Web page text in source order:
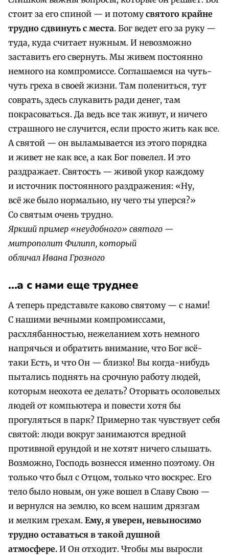
стоит за его спиной — и потомусвятого крайне
трудно сдвинуть с места. Бог ведет его за руку —
туда, куда считает нужным. И невозможно
заставить его свернуть. Мы живем постоянно
немного на компромиссе. Соглашаемся на чуть-
чуть греха в своей жизни. Там полениться, тут
соврать, здесь слукавить ради денег, там
покрасоваться. Да ведь все так живут, и ничего
страшного не случится, если просто жить как все.
А святой — он выламывается из этого порядка
и живет не как все, а как Бог повелел. И это
раздражает. Святость — живой укор каждому
и источник постоянного раздражения: «Ну,
всё же было нормально, ну чего ты уперся?»
Со святым очень трудно.
Яркиий пример «неудобного» святого —
митрополит Филипп, который
обличал Ивана Грозного
...а с нами еще труднее
А теперь представьте каково святому — с нами!
С нашими вечными компромиссами,
расхлябанностью, нежеланием хоть немного
напрячься и обратить внимание, что Бог всё-
таки Есть, и что Он — близко! Вы когда-нибудь
пытались поднять на срочную работу людей,
которым неохота ее делать? Оторвать осоловелых
людей от компьютера и повести хотя бы
прогуляться в парк? Примерно так чувствует себя
святой: люди вокруг занимаются вредной
противной ерундой и не хотят ничего слышать.
Возможно, Господь вознесся именно поэтому. Он
только что был с Отцом, только что воскрес. Его
тело было новым, он уже вошел в Славу Свою —
и вернулся на землю, ко всем нашим дрязгам
и мелким грехам. Ему, я уверен, невыносимо
трудно оставаться в такой душной
атмосфере. И Он отходит. Чтобы мы выросли